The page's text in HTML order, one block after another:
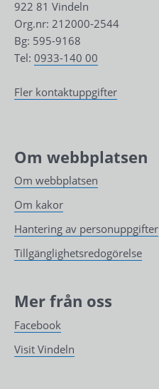
922 81 Vindeln
Org.nr: 212000-2544
Bg: 595-9168
Tel: 0933-140 00
Fler kontaktuppgifter
Om webbplatsen
Om webbplatsen
Om kakor
Hantering av personuppgifter
Tillgänglighetsredogörelse
Mer från oss
Facebook
Visit Vindeln